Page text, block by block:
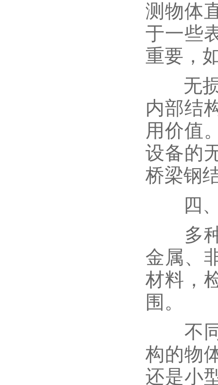
测物体
于一些
重要，
无损
内部结
用价值
设备的
桥梁钢
四、
多种
金属、
材料，
围。
不同
构的物
还是小